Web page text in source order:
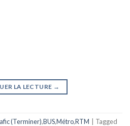
LA LECTURE →
(Terminer),BUS,Métro,RTM
Tagged